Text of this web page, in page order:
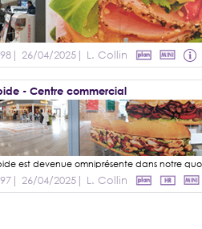
| 26/04/2025 | L. Collin
- Centre commercial
| 26/04/2025 | L. Collin